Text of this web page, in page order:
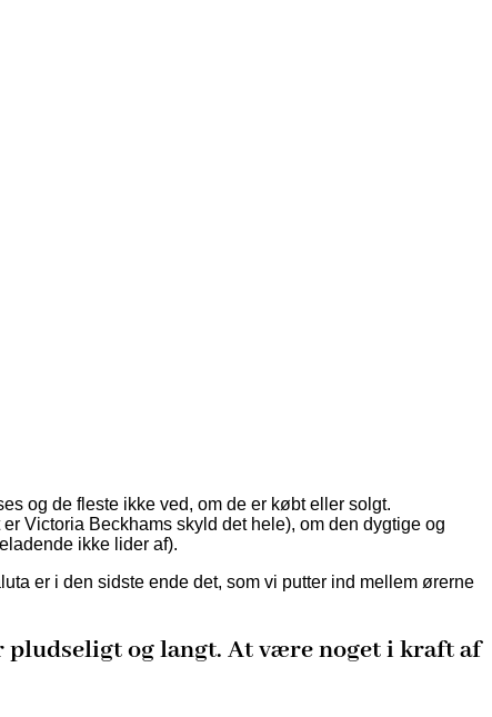
og de fleste ikke ved, om de er købt eller solgt.
Victoria Beckhams skyld det hele), om den dygtige og
ikke lider af).
er i den sidste ende det, som vi putter ind mellem ørerne
pludseligt og langt. At være noget i kraft af